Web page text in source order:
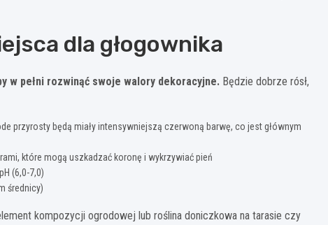
dla głogownika
w pełni rozwinąć swoje walory dekoracyjne. Będzie dobrze rósł,
przyrosty będą miały intensywniejszą czerwoną barwę, co jest głównym
które mogą uszkadzać koronę i wykrzywiać pień
(6,0-7,0)
średnicy)
kompozycji ogrodowej lub roślina doniczkowa na tarasie czy